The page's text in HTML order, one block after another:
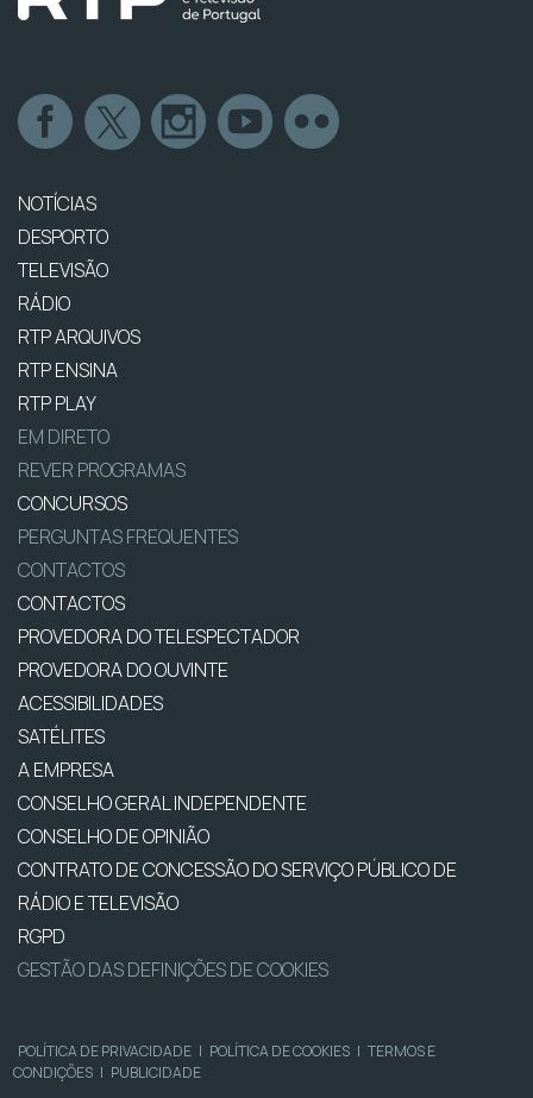
NOTÍCIAS
DESPORTO
TELEVISÃO
RÁDIO
RTP ARQUIVOS
RTP ENSINA
RTP PLAY
EM DIRETO
REVER PROGRAMAS
CONCURSOS
PERGUNTAS FREQUENTES
CONTACTOS
CONTACTOS
PROVEDORA DO TELESPECTADOR
PROVEDORA DO OUVINTE
ACESSIBILIDADES
SATÉLITES
A EMPRESA
CONSELHO GERAL INDEPENDENTE
CONSELHO DE OPINIÃO
CONTRATO DE CONCESSÃO DO SERVIÇO PÚBLICO DE
RÁDIO E TELEVISÃO
RGPD
GESTÃO DAS DEFINIÇÕES DE COOKIES
POLÍTICA DE PRIVACIDADE | POLÍTICA DE COOKIES | TERMOS E
CONDIÇÕES | PUBLICIDADE